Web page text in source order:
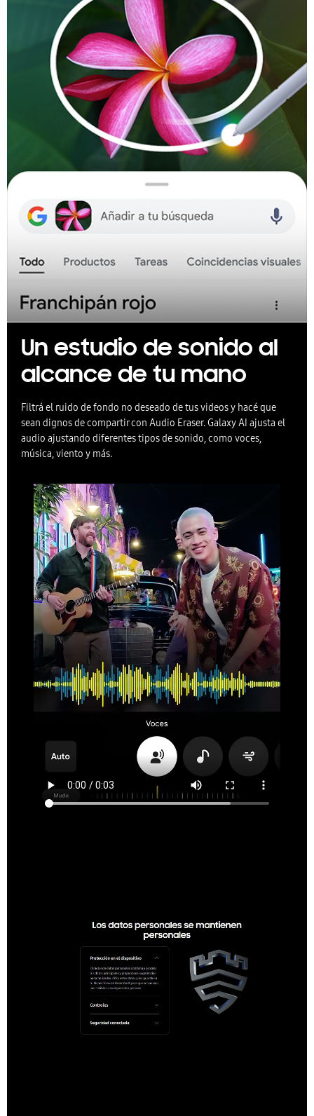
Un estudio de sonido al
alcance de tu mano
Filtrá el ruido de fondo no deseado de tus videos y hacé que
sean dignos de compartir con Audio Eraser. Galaxy AI ajusta el
audio ajustando diferentes tipos de sonido, como voces,
música, viento y más.